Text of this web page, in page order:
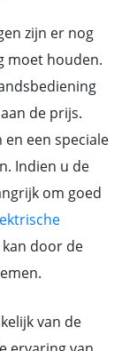
zijn er nog
moet houden.
de prijs.
een speciale
Indien u de
om goed
door de
van de